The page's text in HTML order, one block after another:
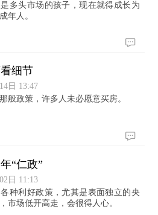
多头市场的孩子，现在就得成长为
年人。
细节
日 13:47
般政策，许多人未必愿意买房。
“仁政”
日 11:13
种利好政策，尤其是表面独立的央
市场低开高走，会很得人心。